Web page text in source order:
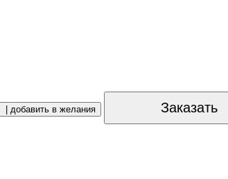
| добавить в желания Заказать